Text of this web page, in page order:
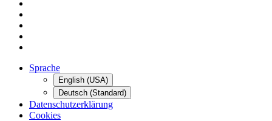
Sprache
English (USA)
Deutsch (Standard)
Datenschutzerklärung
Cookies